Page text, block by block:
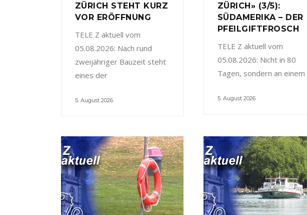
ZÜRICH STEHT KURZ
VOR ERÖFFNUNG
TELE Z aktuell vom
05.08.2026: Nach rund
zweijähriger Bauzeit steht
eines der
5. August 2026
ZÜRICH» (3/5):
SÜDAMERIKA – DER
PFEILGIFTFROSCH
TELE Z aktuell vom
05.08.2026: Nicht in 80
Tagen, sondern an einem
5. August 2026